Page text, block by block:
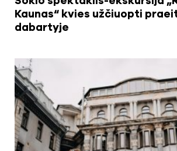
Kaunas“ kvies užčiuopti
dabartyje